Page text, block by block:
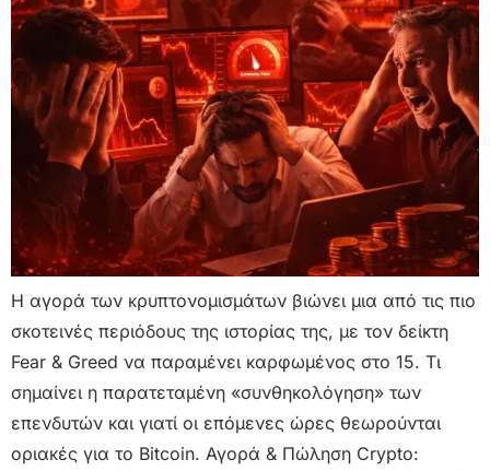
Η αγορά των κρυπτονομισμάτων βιώνει μια από τις πιο
σκοτεινές περιόδους της ιστορίας της, με τον δείκτη
Fear & Greed να παραμένει καρφωμένος στο 15. Τι
σημαίνει η παρατεταμένη «συνθηκολόγηση» των
επενδυτών και γιατί οι επόμενες ώρες θεωρούνται
οριακές για το Bitcoin. Αγορά & Πώληση Crypto: